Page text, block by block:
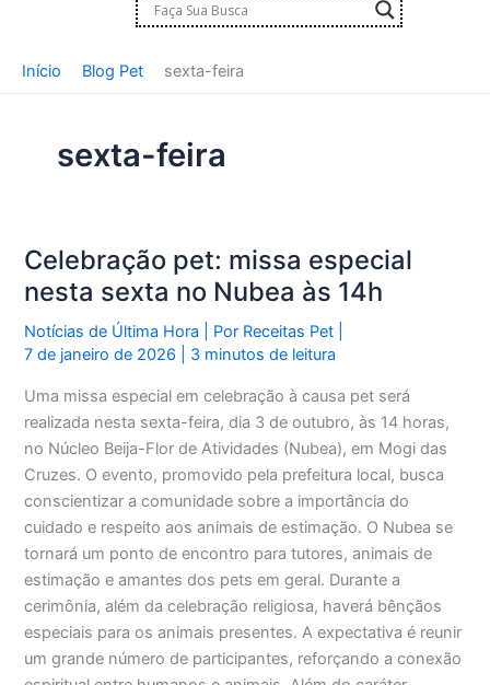
Início Blog Pet sexta-feira
sexta-feira
Celebração pet: missa especial
nesta sexta no Nubea às 14h
Notícias de Última Hora | Por Receitas Pet
7 de janeiro de 2026
3 minutos de leitura
Uma missa especial em celebração à causa pet será
realizada nesta sexta-feira, dia 3 de outubro, às 14 horas,
no Núcleo Beija-Flor de Atividades (Nubea), em Mogi das
Cruzes. O evento, promovido pela prefeitura local, busca
conscientizar a comunidade sobre a importância do
cuidado e respeito aos animais de estimação. O Nubea se
tornará um ponto de encontro para tutores, animais de
estimação e amantes dos pets em geral. Durante a
cerimônia, além da celebração religiosa, haverá bênçãos
especiais para os animais presentes. A expectativa é reunir
um grande número de participantes, reforçando a conexão